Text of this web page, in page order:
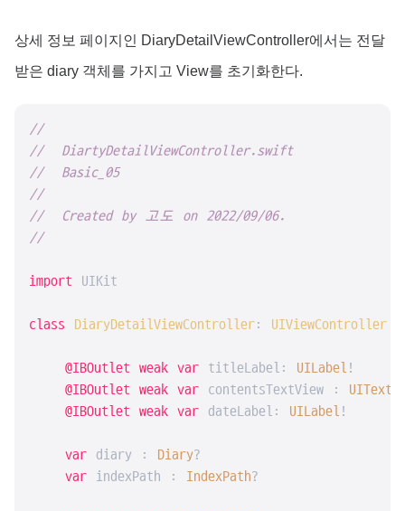
상세 정보 페이지인 DiaryDetailViewController에서는 전달
받은 diary 객체를 가지고 View를 초기화한다.
//
//  DiartyDetailViewController.swift
//  Basic_05
//
//  Created by 고도 on 2022/09/06.
//
import UIKit
class DiaryDetailViewController: UIViewController
@IBOutlet weak var titleLabel: UILabel !
@IBOutlet
weak var contentsTextView :
@IBOutlet
weak var dateLabel: UILabel !
var diary : Diary?
var indexPath : IndexPath?